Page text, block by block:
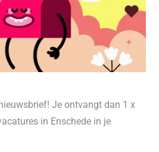
Je ontvangt dan 1 x
in Enschede in je